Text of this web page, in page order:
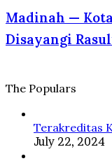
Psikologi
dan
Islam
Sumatera
ke
Tanah
Kota
Haram
yang
Disayangi
Madinah —
The Populars
Terakreditas
July 22, 2024